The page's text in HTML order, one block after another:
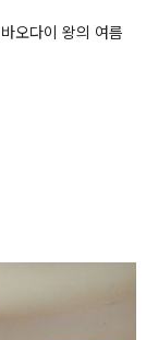
오다이 왕의 여름